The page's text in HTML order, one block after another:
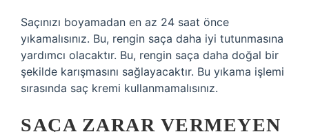
Saçınızı boyamadan en az 24 saat önce
yıkamalısınız. Bu, rengin saça daha iyi tutunmasına
yardımcı olacaktır. Bu, rengin saça daha doğal bir
şekilde karışmasını sağlayacaktır. Bu yıkama işlemi
sırasında saç kremi kullanmamalısınız.
SAÇA ZARAR VERMEYEN